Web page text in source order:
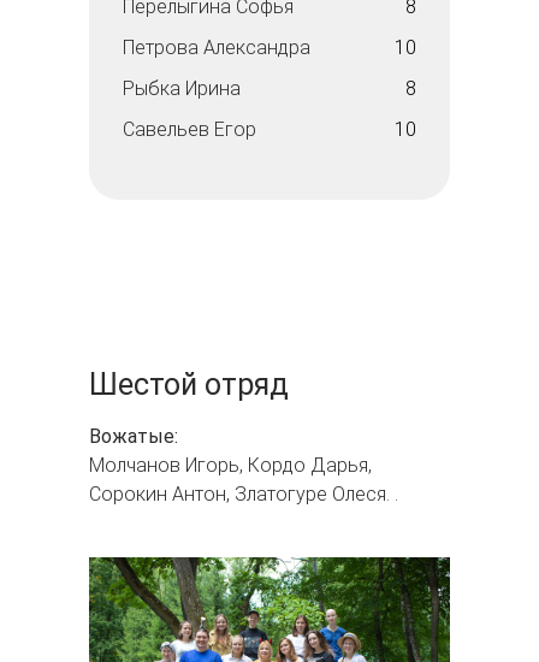
Перелыгина Софья
Петрова Александра
Рыбка Ирина
Савельев Егор
8
10
8
10
Шестой отряд
Вожатые:
Молчанов Игорь, Кордо Дарья,
Сорокин Антон, Златогуре Олеся. .